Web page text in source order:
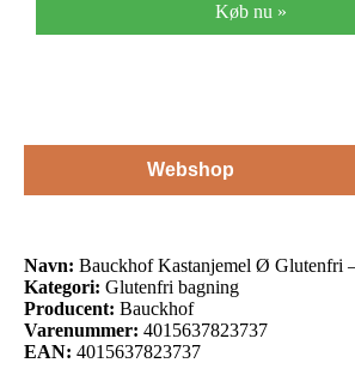
Køb nu »
Webshop
Navn: Bauckhof Kastanjemel Ø Glutenfri
Kategori: Glutenfri bagning
Producent: Bauckhof
Varenummer: 4015637823737
EAN: 4015637823737